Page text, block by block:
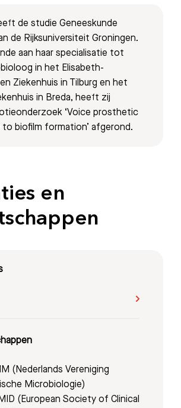
de studie Geneeskunde
de Rijksuniversiteit Groningen.
aan haar specialisatie tot
in het Elisabeth-
Ziekenhuis in Tilburg en het
in Breda, heeft zij
‘Voice prosthetic
to biofilm formation’ afgerond.
en
(Nederlands Vereniging
Microbiologie)
(European Society of Clinical